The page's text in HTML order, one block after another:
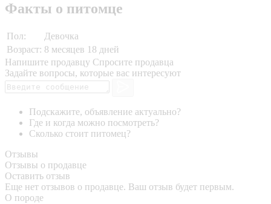
Факты о питомце
Пол:
Девочка
Возраст: 8 месяцев 18 дней
Напишите продавцу Спросите продавца
Задайте вопросы, которые вас интересуют
Подскажите, объявление актуально?
Где и когда можно посмотреть?
Сколько стоит питомец?
Отзывы
Отзывы о продавце
Оставить отзыв
Еще нет отзывов о продавце. Ваш отзыв будет первым.
О породе